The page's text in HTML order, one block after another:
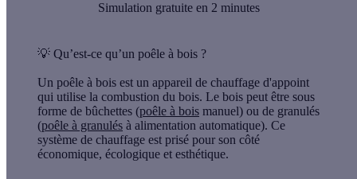
Simulation gratuite en 2 minutes
💡 Qu’est-ce qu’un poêle à bois ?
Un poêle à bois est un appareil de chauffage d'appoint
qui utilise la combustion du bois. Le bois peut être sous
forme de bûchettes (poêle à bois manuel) ou de granulés
(poêle à granulés à alimentation automatique). Ce
système de chauffage est prisé pour son côté
économique, écologique et esthétique.